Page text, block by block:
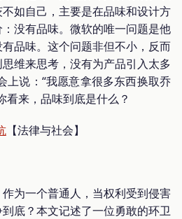
如自己，主要是在品味和设计方
没有品味。微软的唯一问题是他
品味。这个问题非但不小，反而
维来思考，没有为产品引入太多
上说：“我愿意拿很多东西换取乔
看来，品味到底是什么？
【法律与社会】
为一个普通人，当权利受到侵害
底？本文记述了一位勇敢的环卫